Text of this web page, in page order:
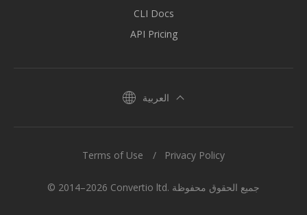
CLI Docs
API Pricing
العربية
© 2014–2026 Convertio ltd. جميع الحقوق محفوظة
Terms of Use Privacy Policy